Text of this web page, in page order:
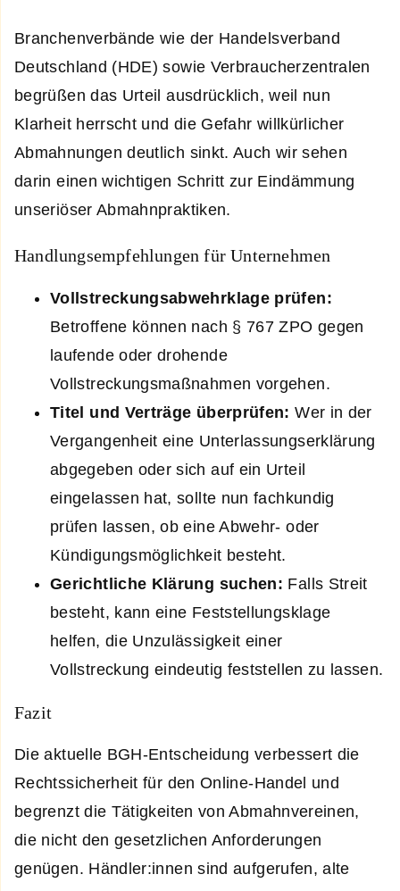
Branchenverbände wie der Handelsverband
Deutschland (HDE) sowie Verbraucherzentralen
begrüßen das Urteil ausdrücklich, weil nun
Klarheit herrscht und die Gefahr willkürlicher
Abmahnungen deutlich sinkt. Auch wir sehen
darin einen wichtigen Schritt zur Eindämmung
unseriöser Abmahnpraktiken.
Handlungsempfehlungen für Unternehmen
Vollstreckungsabwehrklage prüfen:
Betroffene können nach § 767 ZPO gegen
laufende oder drohende
Vollstreckungsmaßnahmen vorgehen.
Titel und Verträge überprüfen: Wer in der
Vergangenheit eine Unterlassungserklärung
abgegeben oder sich auf ein Urteil
eingelassen hat, sollte nun fachkundig
prüfen lassen, ob eine Abwehr- oder
Kündigungsmöglichkeit besteht.
Gerichtliche Klärung suchen: Falls Streit
besteht, kann eine Feststellungsklage
helfen, die Unzulässigkeit einer
Vollstreckung eindeutig feststellen zu lassen.
Fazit
Die aktuelle BGH-Entscheidung verbessert die
Rechtssicherheit für den Online-Handel und
begrenzt die Tätigkeiten von Abmahnvereinen,
die nicht den gesetzlichen Anforderungen
genügen. Händler:innen sind aufgerufen, alte